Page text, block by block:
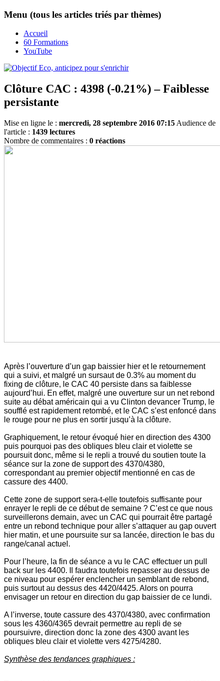
Menu (tous les articles triés par thèmes)
Accueil
60 Formations
YouTube
Clôture CAC : 4398 (-0.21%) – Faiblesse
persistante
Mise en ligne le : mercredi, 28 septembre 2016 07:15 Audience de
l'article : 1439 lectures
Nombre de commentaires : 0 réactions
Après l’ouverture d’un gap baissier hier et le retournement
qui a suivi, et malgré un sursaut de 0.3% au moment du
fixing de clôture, le CAC 40 persiste dans sa faiblesse
aujourd’hui. En effet, malgré une ouverture sur un net rebond
suite au débat américain qui a vu Clinton devancer Trump, le
soufflé est rapidement retombé, et le CAC s’est enfoncé dans
le rouge pour ne plus en sortir jusqu’à la clôture.
Graphiquement, le retour évoqué hier en direction des 4300
puis pourquoi pas des obliques bleu clair et violette se
poursuit donc, même si le repli a trouvé du soutien toute la
séance sur la zone de support des 4370/4380,
correspondant au premier objectif mentionné en cas de
cassure des 4400.
Cette zone de support sera-t-elle toutefois suffisante pour
enrayer le repli de ce début de semaine ? C’est ce que nous
surveillerons demain, avec un CAC qui pourrait être partagé
entre un rebond technique pour aller s’attaquer au gap ouvert
hier matin, et une poursuite sur sa lancée, direction le bas du
range/canal actuel.
Pour l’heure, la fin de séance a vu le CAC effectuer un pull
back sur les 4400. Il faudra toutefois repasser au dessus de
ce niveau pour espérer enclencher un semblant de rebond,
puis surtout au dessus des 4420/4425. Alors on pourra
envisager un retour en direction du gap baissier de ce lundi.
A l’inverse, toute cassure des 4370/4380, avec confirmation
sous les 4360/4365 devrait permettre au repli de se
poursuivre, direction donc la zone des 4300 avant les
obliques bleu clair et violette vers 4275/4280.
Synthèse des tendances graphiques :